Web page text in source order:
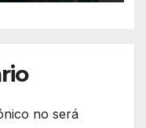
no será